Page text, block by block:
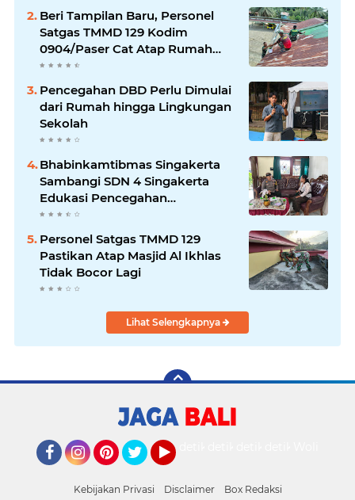
Beri Tampilan Baru, Personel
Satgas TMMD 129 Kodim
0904/Paser Cat Atap Rumah
Marbot
Pencegahan DBD Perlu Dimulai
dari Rumah hingga Lingkungan
Sekolah
Bhabinkamtibmas Singakerta
Sambangi SDN 4 Singakerta
Edukasi Pencegahan
Penculikan Anak
Personel Satgas TMMD 129
Pastikan Atap Masjid Al Ikhlas
Tidak Bocor Lagi
Lihat Selengkapnya
Kebijakan Privasi Disclaimer Box Redaksi